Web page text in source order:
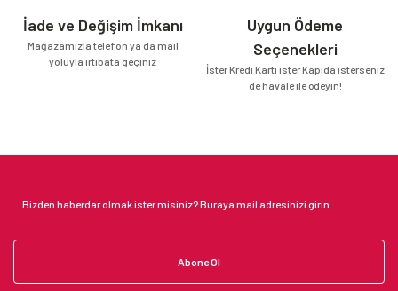
İade ve Değişim İmkanı
Mağazamızla telefon ya da mail
yoluyla irtibata geçiniz
Uygun Ödeme
Seçenekleri
İster Kredi Kartı ister Kapıda isterseniz
de havale ile ödeyin!
Abone Ol